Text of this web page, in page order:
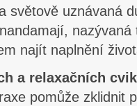
světově uznávaná
najít naplnění
a relaxačních
pomůže zklidnit